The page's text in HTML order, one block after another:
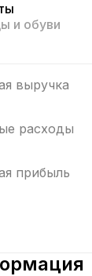
и обуви
выручка
расходы
прибыль